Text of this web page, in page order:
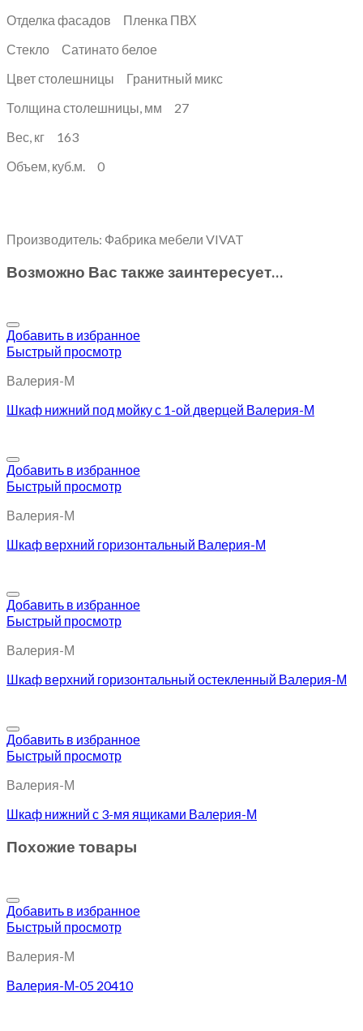
Отделка фасадов Пленка ПВХ
Стекло Сатинато белое
Цвет столешницы Гранитный микс
Толщина столешницы, мм 27
Вес, кг 163
Объем, куб.м. 0
Производитель: Фабрика мебели VIVAT
Возможно Вас также заинтересует…
Добавить в избранное
Быстрый просмотр
Валерия-М
Шкаф нижний под мойку с 1-ой дверцей Валерия-М
Добавить в избранное
Быстрый просмотр
Валерия-М
Шкаф верхний горизонтальный Валерия-М
Добавить в избранное
Быстрый просмотр
Валерия-М
Шкаф верхний горизонтальный остекленный Валерия-М
Добавить в избранное
Быстрый просмотр
Валерия-М
Шкаф нижний с 3-мя ящиками Валерия-М
Похожие товары
Добавить в избранное
Быстрый просмотр
Валерия-М
Валерия-М-05 20410